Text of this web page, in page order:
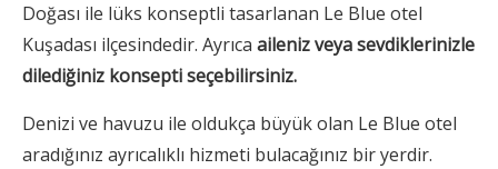
Doğası ile lüks konseptli tasarlanan Le Blue otel
Kuşadası ilçesindedir. Ayrıca aileniz veya sevdiklerinizle
dilediğiniz konsepti seçebilirsiniz.
Denizi ve havuzu ile oldukça büyük olan Le Blue otel
aradığınız ayrıcalıklı hizmeti bulacağınız bir yerdir.